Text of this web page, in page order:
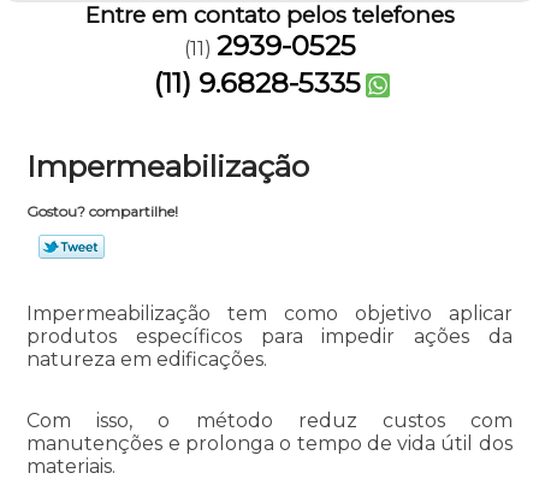
Entre em contato pelos telefones
(11) 2939-0525
(11) 9.6828-5335
Impermeabilização
Gostou? compartilhe!
Impermeabilização tem como objetivo aplicar
produtos específicos para impedir ações da
natureza em edificações.
Com isso, o método reduz custos com
manutenções e prolonga o tempo de vida útil dos
materiais.